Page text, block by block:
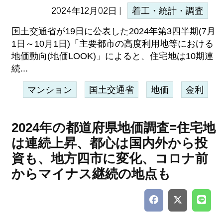
2024年12月02日 | 着工・統計・調査
国土交通省が19日に公表した2024年第3四半期(7月
1日～10月1日)「主要都市の高度利用地等における
地価動向(地価LOOK)」によると、住宅地は10期連
続...
マンション 国土交通省 地価 金利
2024年の都道府県地価調査=住宅地
は連続上昇、都心は国内外から投
資も、地方四市に変化、コロナ前
からマイナス継続の地点も